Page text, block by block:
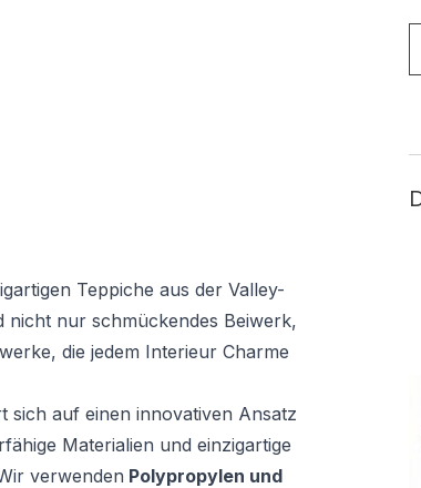
Teppiche aus der Valley-
nicht nur schmückendes Beiwerk,
die jedem Interieur Charme
sich auf einen innovativen Ansatz
Materialien und einzigartige
verwenden Polypropylen und